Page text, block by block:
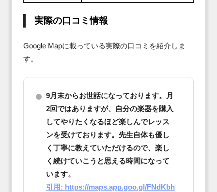
実際の口コミ情報
Google Mapに載っている実際の口コミを紹介しま
す。
9月末からお世話になっております。月
2回ではありますが、自分の楽器を購入
してやりたくなるほど楽しんでレッス
ンを受けております。先生自体も優し
く丁寧に教えていただけるので、楽し
く続けていこうと思える時間になって
います。
引用: https://maps.app.goo.gl/FNdKbh